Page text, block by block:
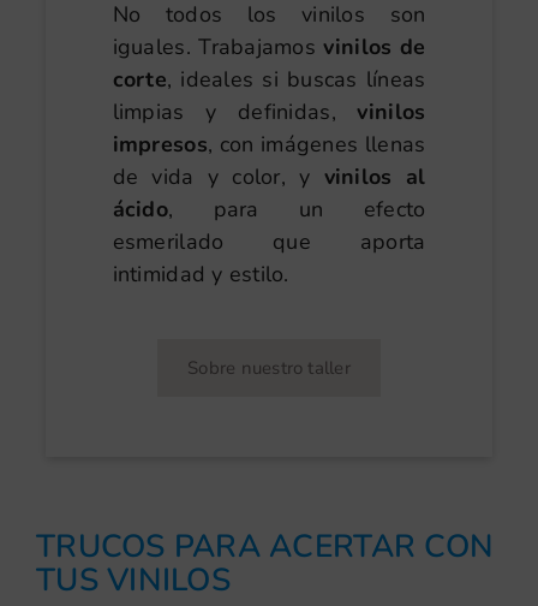
No todos los vinilos son
iguales. Trabajamosvinilos de
corte, ideales si buscas líneas
limpias y definidas,vinilos
impresos, con imágenes llenas
de vida y color, y vinilos al
ácido, para un efecto
esmerilado que aporta
intimidad y estilo.
Sobre nuestro taller
TRUCOS PARA ACERTAR CON
TUS VINILOS